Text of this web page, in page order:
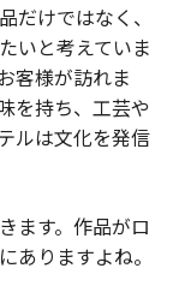
だけではなく、
いと考えていま
客様が訪れま
を持ち、工芸や
ルは文化を発信
ます。作品がロ
ありますよね。